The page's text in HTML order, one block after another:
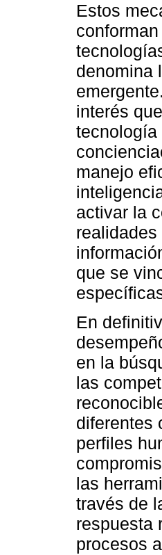
Estos
denomina
interés
tecnología
manejo
activar la
que se
En
en la
las
diferentes
perfiles
las
través de
respuesta
procesos